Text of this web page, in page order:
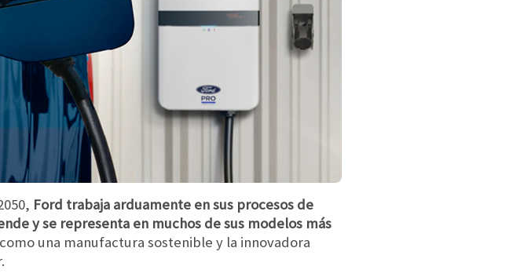
Ford trabaja arduamente en sus procesos de
y se representa en muchos de sus modelos más
una manufactura sostenible y la innovadora